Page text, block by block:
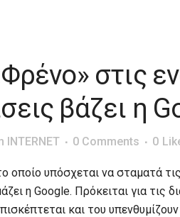
στις
βάζει η
INTERNET 0 Comments 0
οποίο υπόσχεται να σταματά
η Google. Πρόκειται για τις
και του